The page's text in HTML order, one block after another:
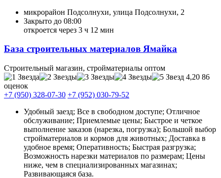
микрорайон Подсолнухи, улица Подсолнухи, 2
Закрыто до 08:00
откроется через 3 ч 12 мин
База строительных материалов Ямайка
Строительный магазин, стройматериалы оптом
4,20 86
оценок
+7 (950) 328-07-30 +7 (952) 030-79-52
Удобный заезд; Все в свободном доступе; Отличное
обслуживание; Приемлемые цены; Быстрое и четкое
выполнение заказов (нарезка, погрузка); Большой выбор
стройматериалов и кормов для животных; Доставка в
удобное время; Оперативность; Быстрая разгрузка;
Возможность нарезки материалов по размерам; Цены
ниже, чем в специализированных магазинах;
Развивающаяся база.